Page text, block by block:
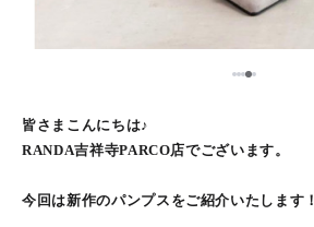
1234
皆さまこんにちは♪
RANDA吉祥寺PARCO店でございます。
今回は新作のパンプスをご紹介いたします！